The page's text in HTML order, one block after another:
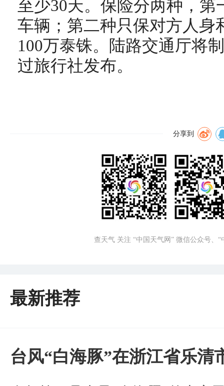
至少30天。保险分两种，
车辆；第二种只保对方人身
100万泰铢。陆路交通厅将
过旅行社发布。
分享到
查天气 关注 “中国天气网” 微信公众号、
最新推荐
台风“白海豚”在浙江省乐清